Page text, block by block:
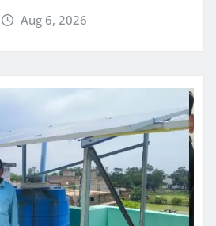
Aug 6, 2026